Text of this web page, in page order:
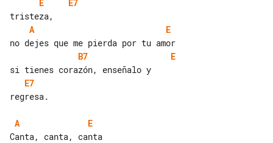
E
E7
A
E
B7
E
E7
regresa.
A
E